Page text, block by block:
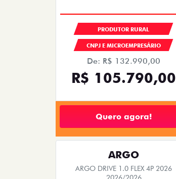
PRODUTOR RURAL
CNPJ E MICROEMPRESÁRIO
De: R$ 132.990,00
R$ 105.790,00
Quero agora!
ARGO
ARGO DRIVE 1.0 FLEX 4P 2026